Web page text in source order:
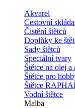
Akvarel
Cestovní
Čistění štětců
Doplňky ke
Sady štětců
Speciální tvary
Štětce na olej a
Štětce pro
Štětce
Vodní štětce
Malba